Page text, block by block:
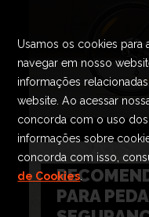
PARA
Usamos os cookies para
navegar em nosso
informações
website. Ao acessar
concorda com o uso dos
informações sobre
concorda com isso,
de Cookies.